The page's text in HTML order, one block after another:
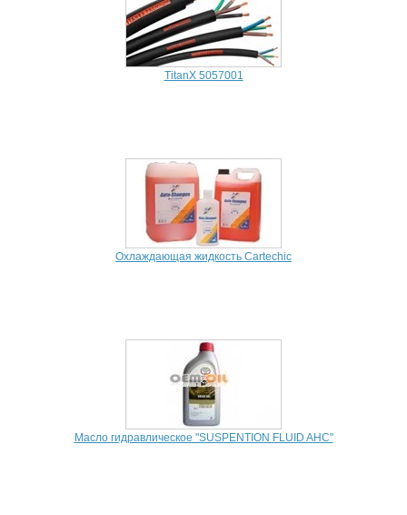
TitanX 5057001
Охлаждающая жидкость Cartechic
Масло гидравлическое "SUSPENTION FLUID AHC"